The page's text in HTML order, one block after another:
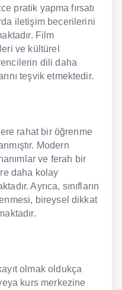
pratik yapma fırsatı
iletişim becerilerini
Film
ve kültürel
dili daha
teşvik etmektedir.
rahat bir öğrenme
Modern
ve ferah bir
daha kolay
Ayrıca, sınıfların
bireysel dikkat
olmak oldukça
kurs merkezine